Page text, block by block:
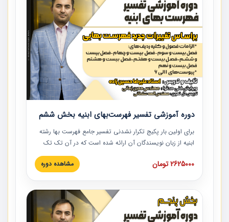
دوره آموزشی تفسیر فهرست‌بهای ابنیه بخش ششم
برای اولین بار پکیج تکرار نشدنی تفسیر جامع فهرست بها رشته
ابنیه از زبان نویسندگان آن ارائه شده است که در آن تک تک
ردیف ها و مطالب فهرست بها تفسیر و ارائه شده است. این
دوره به صورت کامل تصویری بوده و به همراه تصاویر عملیات
دوره با کلام مهندس علیرضاحسین‌زاده مدیر پروژه مهندسی
مشاور در امر بازنگری فهرست بها رشته ابنیه ارائه شده و به تمام
همکارانی که در حوزه صنعت ساخت در حال فعالیت هستند حتما
2625000 تومان مشاهده دوره